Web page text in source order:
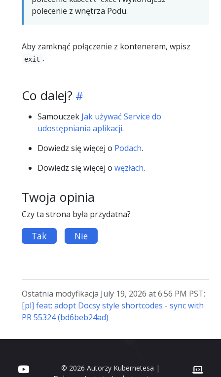
polecenie z wnętrza Podu.
Aby zamknąć połączenie z kontenerem, wpisz
exit .
Co dalej?
Samouczek Jak używać Service do
udostępniania aplikacji.
Dowiedz się więcej o Podach.
Dowiedz się więcej o węzłach.
Twoja opinia
Czy ta strona była przydatna?
Tak Nie
Ostatnia modyfikacja July 19, 2026 at 6:56 PM PST:
[pl] feat: adopt Docsy style shortcodes - sync with
PR 55324 (bd6beb24ad)
© 2026 Autorzy Kubernetesa |